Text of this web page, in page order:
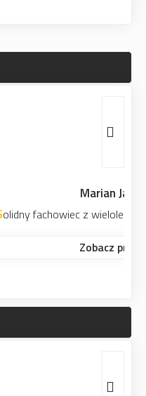
doświadczeniem.